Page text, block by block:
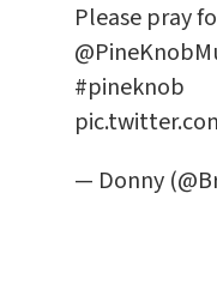
Please pray
#pineknob
— Donny